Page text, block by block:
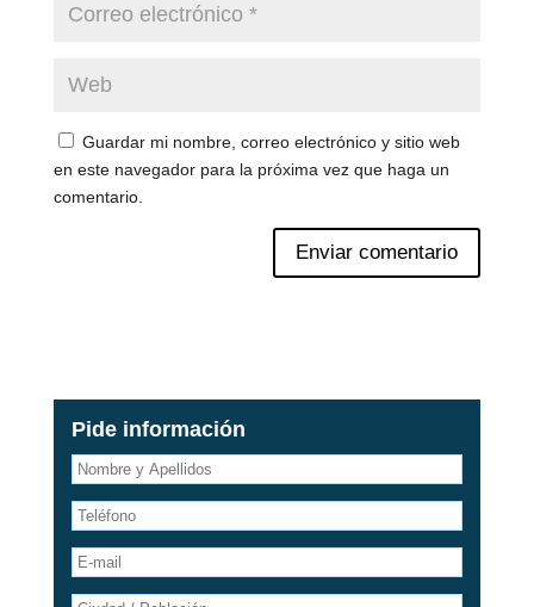
Guardar mi nombre, correo electrónico y sitio web
en este navegador para la próxima vez que haga un
comentario.
Pide información